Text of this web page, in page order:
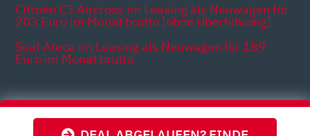
Citroën C3 Aircross im Leasing als Neuwagen für
203 Euro im Monat brutto [ohne Überführung]
Seat Ateca im Leasing als Neuwagen für 189
Euro im Monat brutto